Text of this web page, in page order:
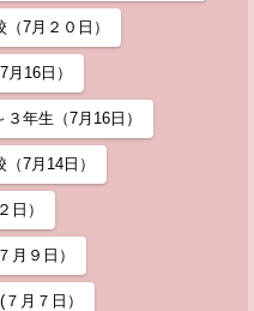
7月２０日）
16日）
年生（7月16日）
7月14日）
日）
月９日）
月７日）